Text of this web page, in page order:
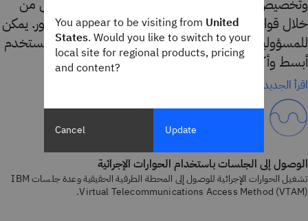
وتخصيص تطبيقات
، والتحكم في الوصول من
خلال قوائم مخصصة، والتبديل بين الجلسات على الفور. يمكن
للمسؤولين إدارة التطبيقات بكفاءة، ما يجعل تجربة المستخدم
أبسط وأكثر إنتاجية.
اقرأ الجديد في 3.1
الوصول إلى الجلسات باستخدام الحوارات الإجرائية
تشغيل الحوارات الإجرائية للوصول إلى المحطة الطرفية الحقيقية وعدة جلسات IBM
Virtual Telecommunications Access Method (VTAM).
You appear to be visiting from United
States. Would you like to switch to your
local site for regional products, pricing
and content?
Cancel Update